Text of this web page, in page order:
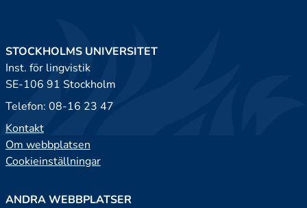
STOCKHOLMS UNIVERSITET
Inst. för lingvistik
SE-106 91 Stockholm
Telefon: 08-16 23 47
Kontakt
Om webbplatsen
Cookieinställningar
ANDRA WEBBPLATSER